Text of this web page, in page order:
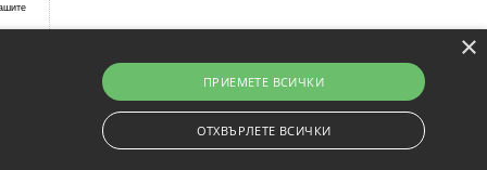
×
ПРИЕМЕТЕ ВСИЧКИ
ОТХВЪРЛЕТЕ ВСИЧКИ